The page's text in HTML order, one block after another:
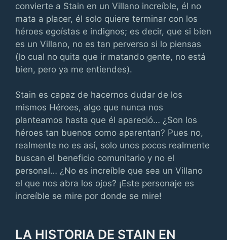
convierte a Stain en un Villano increíble, él no
mata a placer, él solo quiere terminar con los
héroes egoístas e indignos; es decir, que si bien
es un Villano, no es tan perverso si lo piensas
(lo cual no quita que ir matando gente, no está
bien, pero ya me entiendes).
Stain es capaz de hacernos dudar de los
mismos Héroes, algo que nunca nos
planteamos hasta que él apareció… ¿Son los
héroes tan buenos como aparentan? Pues no,
realmente no es así, solo unos pocos realmente
buscan el beneficio comunitario y no el
personal… ¿No es increíble que sea un Villano
el que nos abra los ojos? ¡Este personaje es
increíble se mire por donde se mire!
LA HISTORIA DE STAIN EN